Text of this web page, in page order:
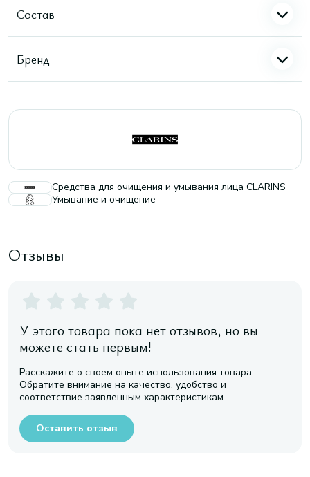
Состав
Бренд
Средства для очищения и умывания лица CLARINS
Умывание и очищение
Отзывы
У этого товара пока нет отзывов, но вы
можете стать первым!
Расскажите о своем опыте использования товара.
Обратите внимание на качество, удобство и
соответствие заявленным характеристикам
Оставить отзыв